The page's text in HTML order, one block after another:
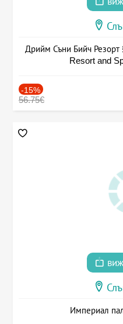
Дрийм Съни Бийч
Resort and
-15%
56.75€
Империал